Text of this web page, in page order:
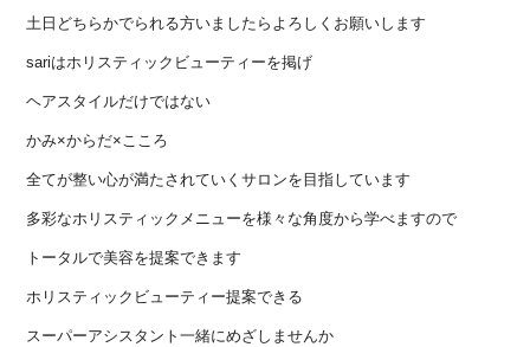
土日どちらかでられる方いましたらよろしくお願いします
sariはホリスティックビューティーを掲げ
ヘアスタイルだけではない
かみ×からだ×こころ
全てが整い心が満たされていくサロンを目指しています
多彩なホリスティックメニューを様々な角度から学べますので
トータルで美容を提案できます
ホリスティックビューティー提案できる
スーパーアシスタント一緒にめざしませんか